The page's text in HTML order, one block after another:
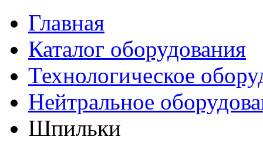
Главная
Каталог оборудования
Технологическое
Нейтральное
Шпильки